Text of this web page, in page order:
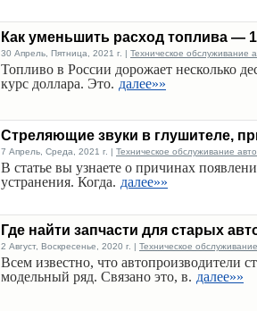
Как уменьшить расход топлива —
30 Апрель, Пятница, 2021 г. | Техническое обслуживание
Топливо в России дорожает несколько
курс доллара. Это. далее»»
Стреляющие звуки в глушителе,
7 Апрель, Среда, 2021 г. | Техническое обслуживание авто
В статье вы узнаете о причинах
устранения. Когда. далее»»
Где найти запчасти для старых
2 Август, Воскресенье, 2020 г. | Техническое
Всем известно, что автопроизводители
модельный ряд. Связано это, в. далее»»